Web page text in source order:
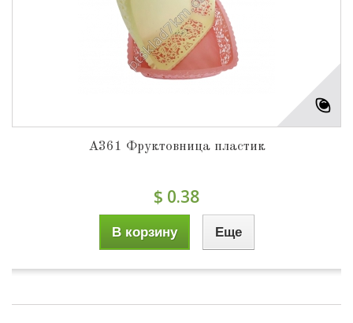
A361 Фруктовница пластик
$ 0.38
В корзину Еще